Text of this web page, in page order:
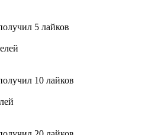
5 лайков
10 лайков